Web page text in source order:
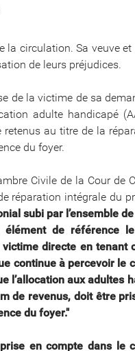
la circulation. Sa veuve
de leurs préjudices.
de la victime de sa
adulte handicapé
au titre de la
du foyer.
Civile de la Cour de
réparation intégrale du
subi par l’ensemble
de référence
directe en tenant
continue à percevoir le
l’allocation aux adultes
de revenus, doit être
du foyer."
en compte dans le